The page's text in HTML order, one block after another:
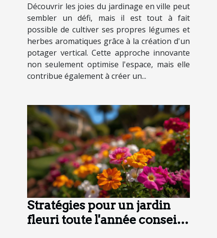
Découvrir les joies du jardinage en ville peut
sembler un défi, mais il est tout à fait
possible de cultiver ses propres légumes et
herbes aromatiques grâce à la création d'un
potager vertical. Cette approche innovante
non seulement optimise l'espace, mais elle
contribue également à créer un...
Stratégies pour un jardin
fleuri toute l'année conseils